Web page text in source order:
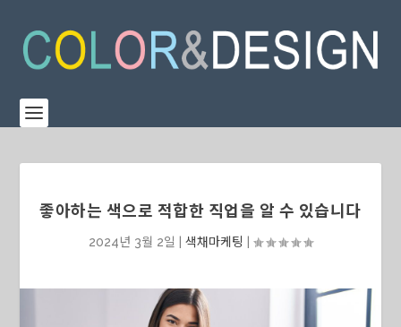
좋아하는 색으로 적합한 직업을 알 수 있습니다
2024년 3월 2일 색채마케팅